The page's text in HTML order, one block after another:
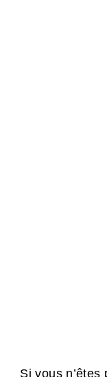
Si vous